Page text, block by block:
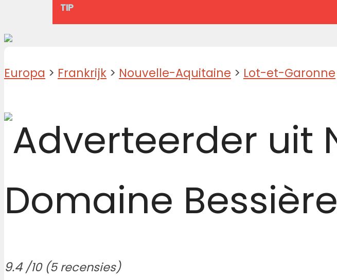
TIP
Europa > Frankrijk > Nouvelle-Aquitaine > Lot-et-Garonne
Domaine Bessière
9.4 /10 (5 recensies)